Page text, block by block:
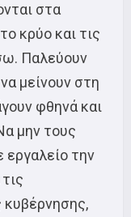
στα
κρύο και τις
Παλεύουν
μείνουν στη
φθηνά και
μην τους
εργαλείο την